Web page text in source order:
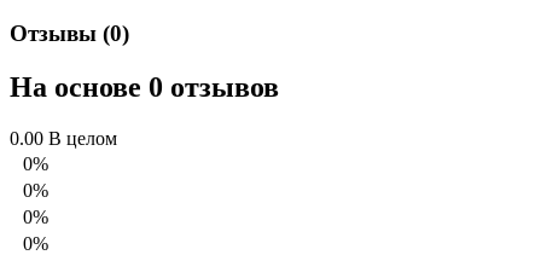
Отзывы (0)
На основе 0 отзывов
0.00 В целом
0%
0%
0%
0%